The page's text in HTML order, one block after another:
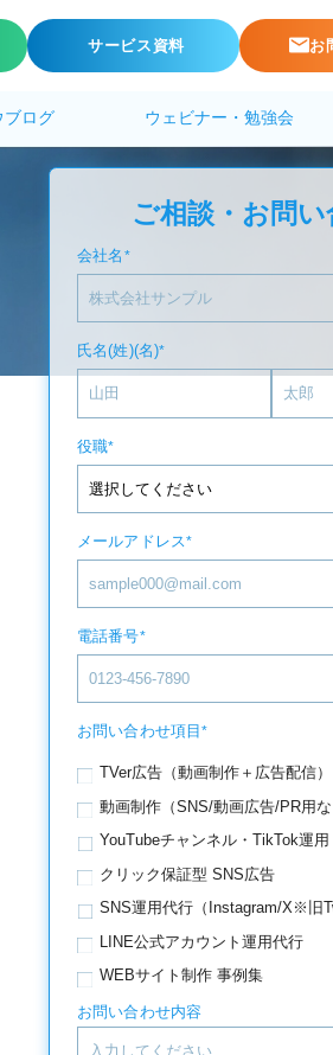
サービス資料 お
ブログ ウェビナー・勉強会
ご相談・お問
会社名 *
氏名(姓)(名)*
役職*
メールアドレス*
電話番号*
お問い合わせ項目*
TVer広告（動画制作＋広告配信）
動画制作（SNS/動画広告/PR用な
YouTubeチャンネル・TikTok運用
クリック保証型 SNS広告
SNS運用代行（Instagram/X※旧
LINE公式アカウント運用代行
WEBサイト制作 事例集
お問い合わせ内容